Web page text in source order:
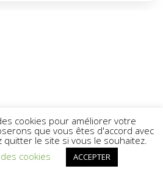
cookies pour améliorer votre
que vous êtes d'accord avec
quitter le site si vous le souhaitez.
cookies
ACCEPTER